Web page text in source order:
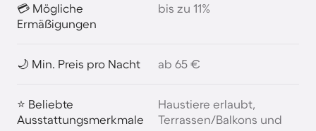
💳 Mögliche
Ermäßigungen
bis zu 11%
🌙 Min. Preis pro Nacht ab 65 €
⭐ Beliebte
Ausstattungsmerkmale
Haustiere erlaubt,
Terrassen/Balkons und